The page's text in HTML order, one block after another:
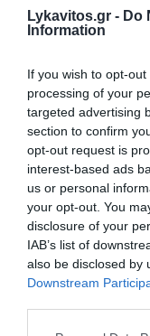
Lykavitos.gr - Do
Information
If you wish to opt-
processing of your
targeted advertising
section to confirm
opt-out request is
interest-based ads
us or personal
your opt-out. You
disclosure of your
IAB’s list of
also be disclosed by
Downstream
Ο Διευθυντής
Πρωθυπουργού
ελληνικής
χρησιμοποιεί
19:30 | 07